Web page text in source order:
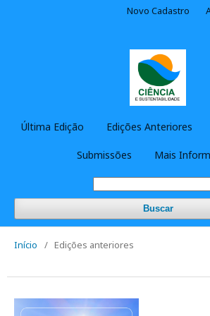
Última Edição Edições Anteriores
Submissões Mais
Buscar
Novo Cadastro
Início / Edições anteriores